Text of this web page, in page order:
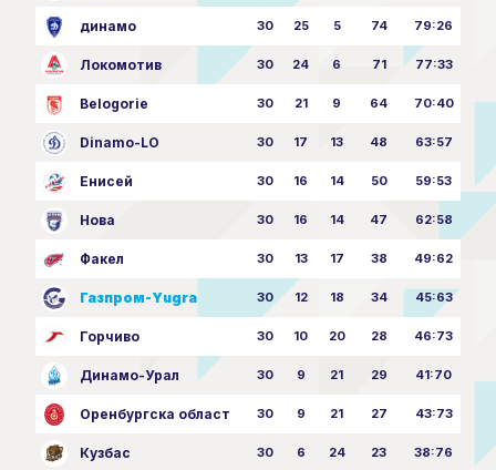
динамо 30 25 5 74 79:26
Локомотив 30 24 6 71 77:33
Belogorie 30 21 9 64 70:40
Dinamo-LO 30 17 13 48 63:57
Енисей 30 16 14 50 59:53
Нова 30 16 14 47 62:58
Факел 30 13 17 38 49:62
Газпром-Yugra 30 12 18 34 45:63
Горчиво 30 10 20 28 46:73
Динамо-Урал 30 9 21 29 41:70
Оренбургска област 30 9 21 27 43:73
Кузбас 30 6 24 23 38:76